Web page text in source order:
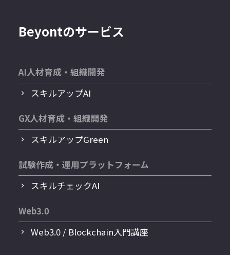
Beyontのサービス
AI人材育成・組織開発
スキルアップAI
GX人材育成・組織開発
スキルアップGreen
試験作成・運用プラットフォーム
スキルチェックAI
Web3.0
Web3.0 / Blockchain入門講座